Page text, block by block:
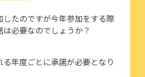
したのですが今年参加をする際
必要なのでしょうか？
る年度ごとに承諾が必要となり